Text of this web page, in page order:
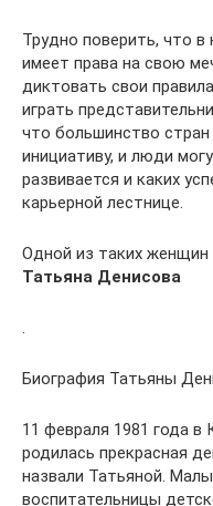
Трудно поверить, что
имеет права на свою
диктовать свои
играть
что большинство
инициативу, и люди
развивается и каких
карьерной лестнице.
Одной из таких женщин
Татьяна Денисова
Биография Татьяны
11 февраля 1981 года в
родилась прекрасная
назвали Татьяной.
воспитательницы